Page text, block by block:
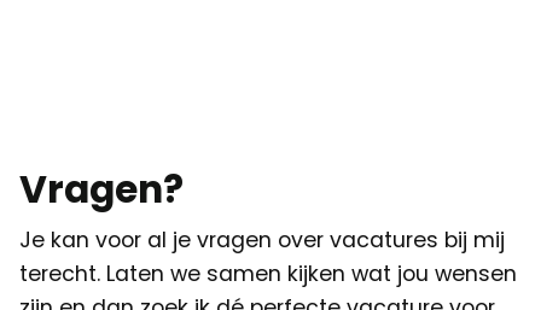
Vragen?
Je kan voor al je vragen over vacatures bij mij
terecht. Laten we samen kijken wat jou wensen